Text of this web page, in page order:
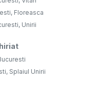
Floreasca
Unirii
Splaiul Unirii